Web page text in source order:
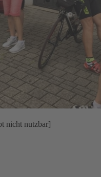
nicht nutzbar]